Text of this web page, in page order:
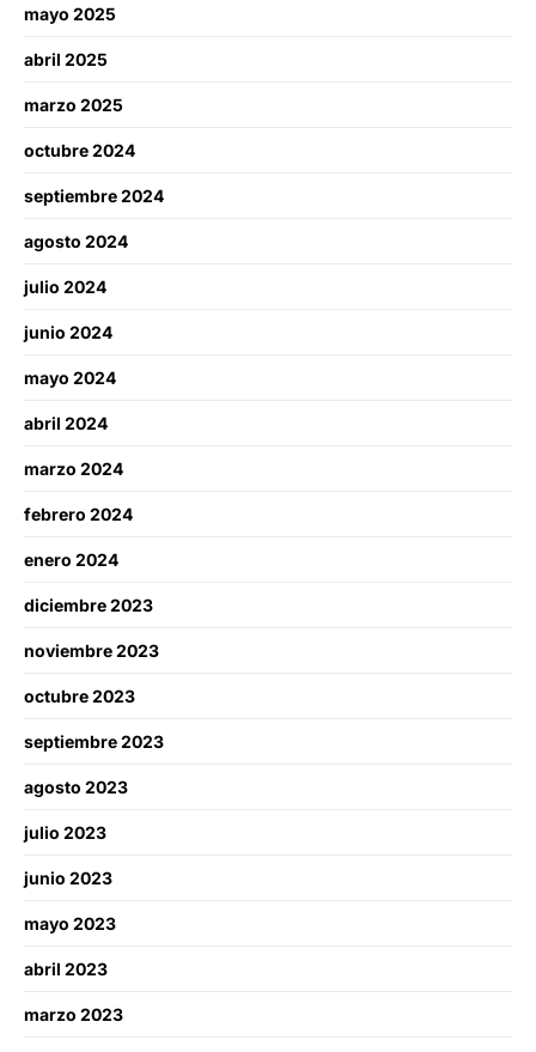
mayo 2025
abril 2025
marzo 2025
octubre 2024
septiembre 2024
agosto 2024
julio 2024
junio 2024
mayo 2024
abril 2024
marzo 2024
febrero 2024
enero 2024
diciembre 2023
noviembre 2023
octubre 2023
septiembre 2023
agosto 2023
julio 2023
junio 2023
mayo 2023
abril 2023
marzo 2023